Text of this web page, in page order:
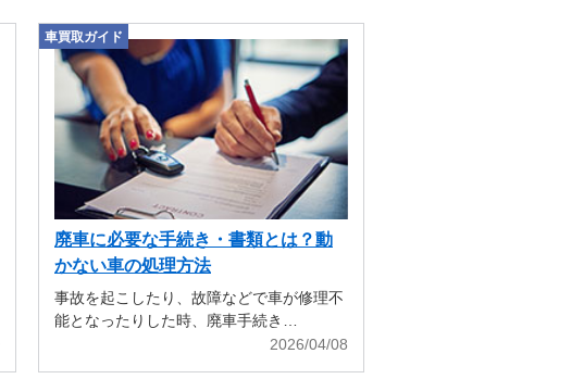
車買取ガイド
廃車に必要な手続き・書類とは？動
かない車の処理方法
事故を起こしたり、故障などで車が修理不
能となったりした時、廃車手続き…
2026/04/08